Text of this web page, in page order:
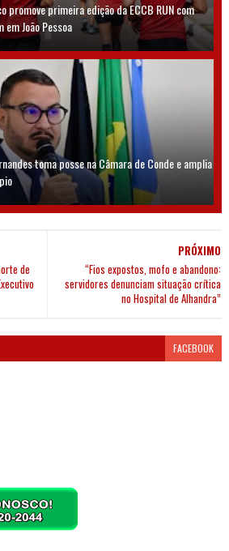
promove primeira edição da ECCB RUN com
João Pessoa
toma posse na Câmara de Conde e amplia
PRÓXIMO
“Fios expostos, mofo e abandono:
servidores denunciam situação crítica
no Hospital de Alhandra”
de
FACEBOOK